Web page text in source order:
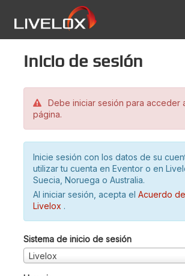
Inicio de sesión
Debe iniciar sesión para acceder
página.
Inicie sesión con los datos de su
utilizar tu cuenta en Eventor o en
Suecia, Noruega o Australia.
Al iniciar sesión, acepta el Acuerdo
Livelox .
Sistema de inicio de sesión
Livelox